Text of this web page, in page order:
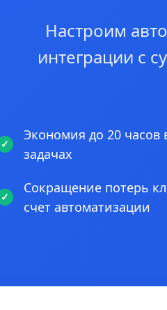
Настроим
интеграции с
Экономия до 20 часов
задачах
Сокращение потерь
счет автоматизации